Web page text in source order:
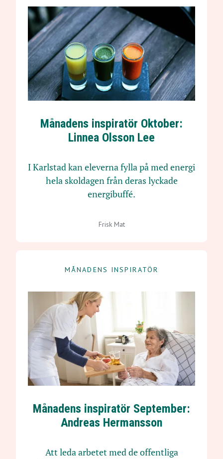
Månadens inspiratör Oktober:
Linnea Olsson Lee
I Karlstad kan eleverna fylla på med energi
hela skoldagen från deras lyckade
energibuffé.
Frisk Mat
MÅNADENS INSPIRATÖR
Månadens inspiratör September:
Andreas Hermansson
Att leda arbetet med de offentliga